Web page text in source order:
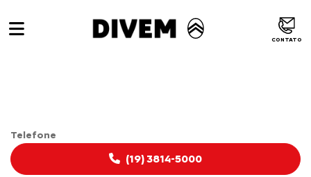
CONTATO
Telefone
(19) 3814-5000